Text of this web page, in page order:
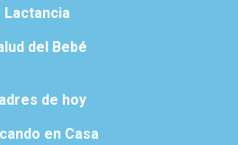
Lactancia
del Bebé
de hoy
en Casa